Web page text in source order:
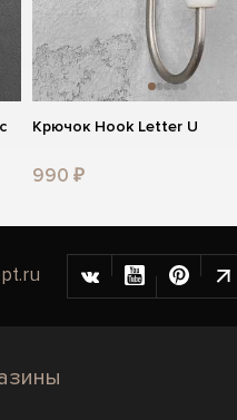
Крючок Hook Letter U
990 ₽